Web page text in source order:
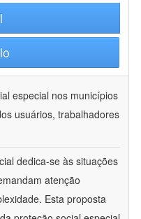
especial nos municípios
usuários, trabalhadores
dedica-se às situações
atenção
Esta proposta